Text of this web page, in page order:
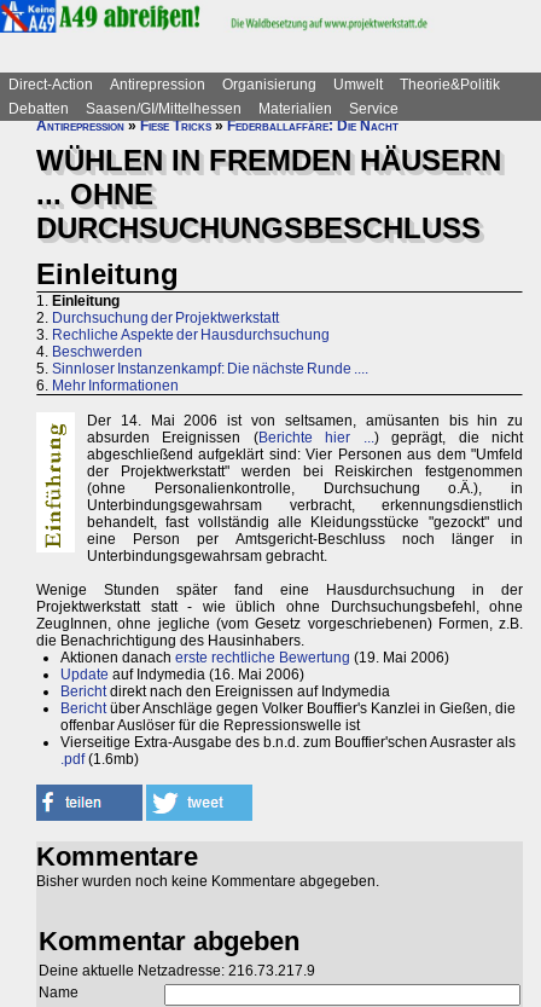
Direct-Action Antirepression Organisierung Umwelt
Theorie&Politik
Debatten
Saasen/GI/Mittelhessen Materialien
Service
Antirepression»Fiese Tricks»Federballaffäre: Die Nacht
WÜHLEN IN FREMDEN HÄUSERN
... OHNE
DURCHSUCHUNGSBESCHLUSS
Einleitung
1. Einleitung
2. Durchsuchung der Projektwerkstatt
3. Rechliche Aspekte der Hausdurchsuchung
4. Beschwerden
5. Sinnloser Instanzenkampf: Die nächste Runde ....
6. Mehr Informationen
Der 14. Mai 2006 ist von seltsamen, amüsanten bis hin zu
absurden Ereignissen (Berichte hier ...) geprägt, die nicht
abgeschließend aufgeklärt sind: Vier Personen aus dem "Umfeld
der Projektwerkstatt" werden bei Reiskirchen festgenommen
(ohne Personalienkontrolle, Durchsuchung o.Ä.), in
Unterbindungsgewahrsam verbracht, erkennungsdienstlich
behandelt, fast vollständig alle Kleidungsstücke "gezockt" und
eine Person per Amtsgericht-Beschluss noch länger in
Unterbindungsgewahrsam gebracht.
Wenige Stunden später fand eine Hausdurchsuchung in der
Projektwerkstatt statt - wie üblich ohne Durchsuchungsbefehl, ohne
ZeugInnen, ohne jegliche (vom Gesetz vorgeschriebenen) Formen, z.B.
die Benachrichtigung des Hausinhabers.
Aktionen danach erste rechtliche Bewertung (19. Mai 2006)
Update auf Indymedia (16. Mai 2006)
Berichtdirekt nach den Ereignissen auf Indymedia
Berichtüber Anschläge gegen Volker Bouffier's Kanzlei in Gießen, die
offenbar Auslöser für die Repressionswelle ist
Vierseitige Extra-Ausgabe des b.n.d. zum Bouffier'schen Ausraster als
.pdf(1.6mb)
Kommentare
Bisher wurden noch keine Kommentare abgegeben.
Kommentar abgeben
Deine aktuelle Netzadresse: 216.73.217.9
Name